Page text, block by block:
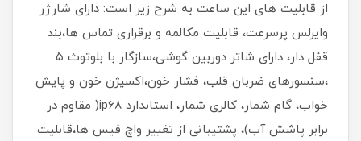
از قابلیت های این ساعت به شرح زیر است: دارای شارژر
وایرلس پرسرعت، قابلیت مکالمه و برقراری تماس ها،بند
قفل دار، دارای شاتر دوربین گوشی،سازگار با بلوتوث ۵
،سنسورهای ضربان قلب، فشار خون،اکسیژن خون و پایش
خواب، گام شمار، کالری شمار، استاندارد ip68( مقاوم در
برابر پاشش آب)، پشتیبانی از تغییر واچ فیس ها،قابلیت